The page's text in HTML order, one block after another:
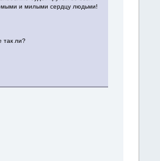
и милыми сердцу людьми!
так ли?